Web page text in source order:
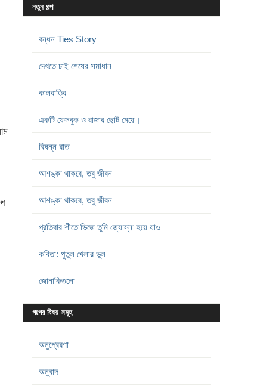
নতুন গল্প
বন্ধন Ties Story
দেখতে চাই শেষের সমাধান
কালরাত্রি
একটি ফেসবুক ও রাজার ছোট মেয়ে।
বিষন্ন রাত
আশঙ্কা থাকবে, তবু জীবন
আশঙ্কা থাকবে, তবু জীবন
প্রতিবার শীতে ভিজে তুমি জ্যোস্না হয়ে যাও
কবিতা: পুতুল খেলার ভুল
জোনাকিগুলো
গল্পের বিষয় সমূহ
অনুপ্রেরণা
অনুবাদ